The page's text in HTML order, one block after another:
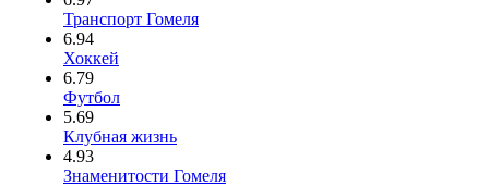
Транспорт Гомеля
6.94
Хоккей
6.79
Футбол
5.69
Клубная жизнь
4.93
Знаменитости Гомеля